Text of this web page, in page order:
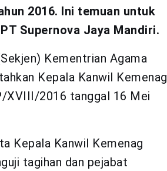
2016. Ini temuan untuk
Supernova Jaya Mandiri.
Kementrian Agama
Kepala Kanwil Kemenag
XVIII/2016 tanggal 16 Mei
Kepala Kanwil Kemenag
tagihan dan pejabat